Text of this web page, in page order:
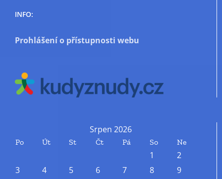
INFO:
Prohlášení o přístupnosti webu
Srpen 2026
Po Út St Čt Pá So Ne
1
2
3
4 5 6 7 8
9